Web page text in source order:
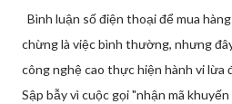
Bình luận số điện thoại để mua
chừng là việc bình thường, nhưng
công nghệ cao thực hiện hành vi lừa
Sập bẫy vì cuộc gọi "nhận mã khuyến